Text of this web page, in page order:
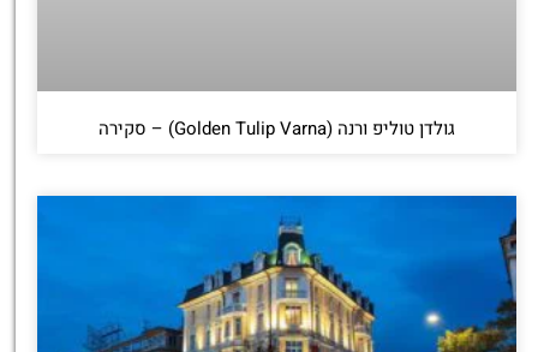
גולדן טוליפ ורנה (Golden Tulip Varna) – סקירה